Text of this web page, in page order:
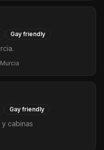
Gay friendly
Murcia
Gay friendly
cabinas